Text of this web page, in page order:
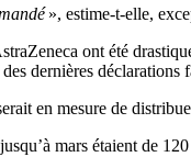
», estime-t-elle,
ont été
dernières déclarations
en mesure de
mars étaient de